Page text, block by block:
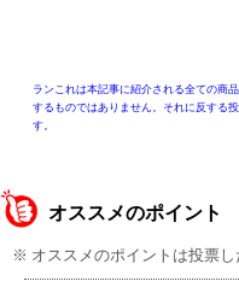
ランこれは本記事に紹介される全ての商
するものではありません。それに反する投
す。
オススメのポイント
※ オススメのポイントは投票し